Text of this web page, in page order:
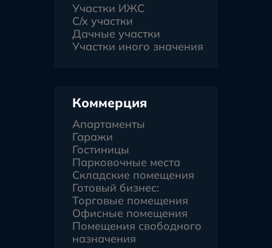
Участки ИЖС
С/х участки
Дачные участки
Участки иного значения
Коммерция
Апартаменты
Гаражи
Гостиницы
Парковочные места
Складские помещения
Готовый бизнес:
Торговые помещения
Офисные помещения
Помещения свободного
назначения